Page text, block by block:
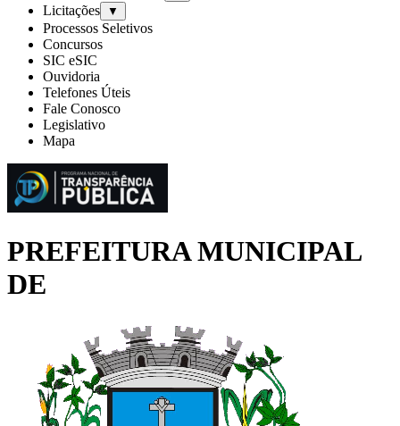
Licitações ▼
Processos Seletivos
Concursos
SIC eSIC
Ouvidoria
Telefones Úteis
Fale Conosco
Legislativo
Mapa
PREFEITURA MUNICIPAL
DE